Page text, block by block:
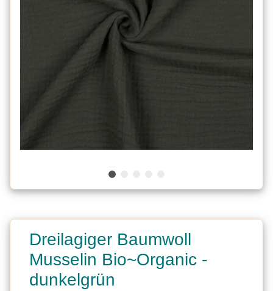
Dreilagiger Baumwoll
Musselin Bio~Organic -
dunkelgrün